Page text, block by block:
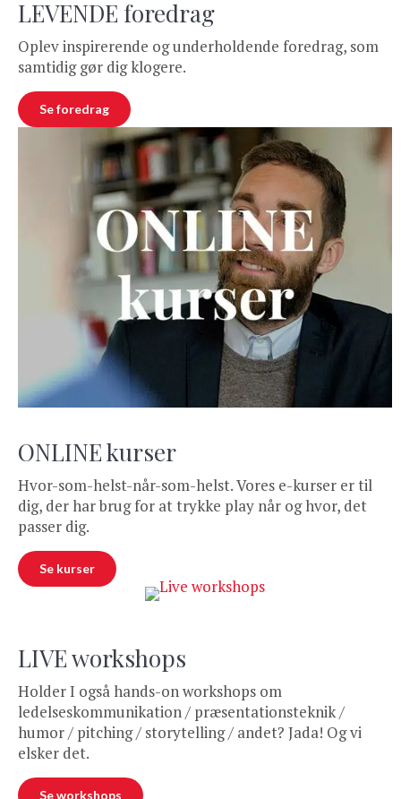
LEVENDE foredrag
Oplev inspirerende og underholdende foredrag, som
samtidig gør dig klogere.
Se foredrag
ONLINE kurser
Hvor-som-helst-når-som-helst. Vores e-kurser er til
dig, der har brug for at trykke play når og hvor, det
passer dig.
Se kurser
LIVE workshops
Holder I også hands-on workshops om
ledelseskommunikation / præsentationsteknik /
humor / pitching / storytelling / andet? Jada! Og vi
elsker det.
Se workshops